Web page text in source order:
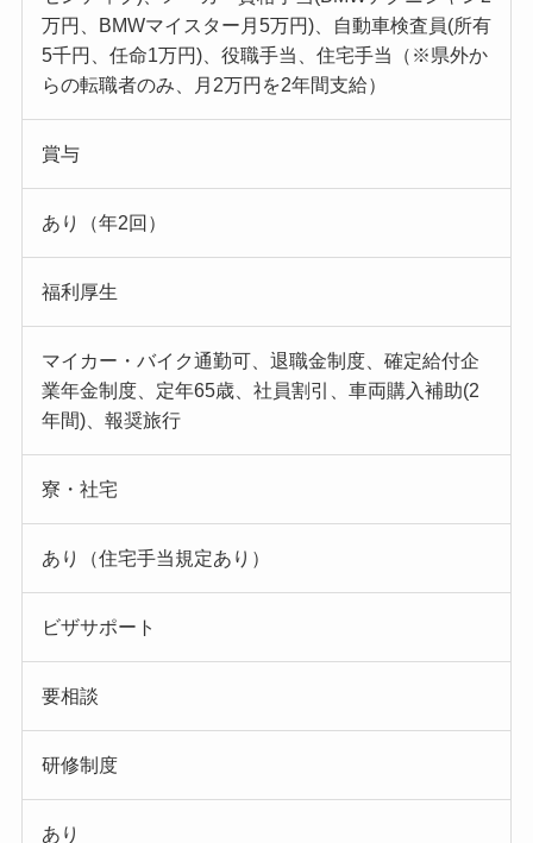
万円、BMWマイスター月5万円)、自動車検査員(所有
5千円、任命1万円)、役職手当、住宅手当（※県外か
らの転職者のみ、月2万円を2年間支給）
賞与
あり（年2回）
福利厚生
マイカー・バイク通勤可、退職金制度、確定給付企
業年金制度、定年65歳、社員割引、車両購入補助(2
年間)、報奨旅行
寮・社宅
あり（住宅手当規定あり）
ビザサポート
要相談
研修制度
あり